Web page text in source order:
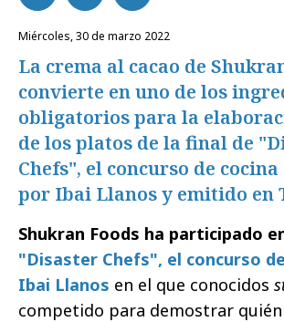
miércoles, 30 de marzo 2022
La crema al cacao de
convierte en uno de los
obligatorios para la
de los platos de la final de
Chefs", el concurso de
por Ibai Llanos y emitido en
Shukran Foods ha participado
"Disaster Chefs", el concurso
Ibai Llanos en el que conocidos
competido para demostrar quién